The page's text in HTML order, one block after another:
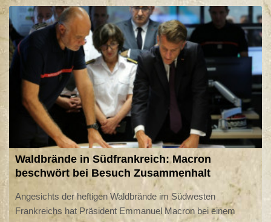
sagte Grande-Marlaska am Dienstag in einem Interview mit
dem öffentlich-rechtlichen Fernsehen. Dennoch befänden
sich die Arbeiten zur Brandbekämpfung "in einer kritischen
Phase".
Waldbrände in Südfrankreich: Macron
beschwört bei Besuch Zusammenhalt
Angesichts der heftigen Waldbrände im Südwesten
Frankreichs hat Präsident Emmanuel Macron bei einem